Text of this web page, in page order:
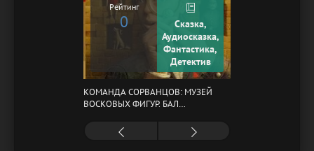
Рейтинг
0
Сказка,
Аудиосказка,
Фантастика,
Детектив
КОМАНДА СОРВАНЦОВ: МУЗЕЙ
ВОСКОВЫХ ФИГУР. БАЛ